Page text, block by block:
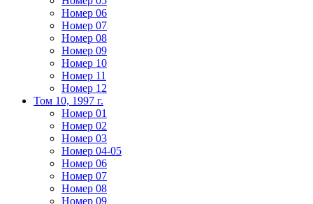
Номер 06
Номер 07
Номер 08
Номер 09
Номер 10
Номер 11
Номер 12
Том 10, 1997 г.
Номер 01
Номер 02
Номер 03
Номер 04-05
Номер 06
Номер 07
Номер 08
Номер 09